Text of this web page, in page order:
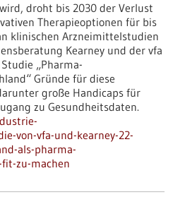
droht bis 2030 der Verlust
Therapieoptionen für bis
klinischen Arzneimittelstudien
Kearney und der vfa
„Pharma-
Gründe für diese
große Handicaps für
zu Gesundheitsdaten.
von-vfa-und-kearney-22-
als-pharma-
zu-machen